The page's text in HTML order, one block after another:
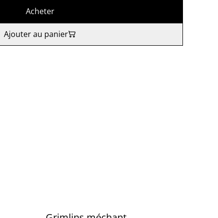
Acheter
Ajouter au panier